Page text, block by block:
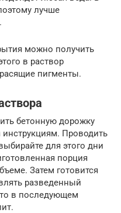
лучше
можно получить
в раствор
пигменты.
бетонную дорожку
Проводить
для этого дни
порция
Затем готовится
разведенный
в последующем